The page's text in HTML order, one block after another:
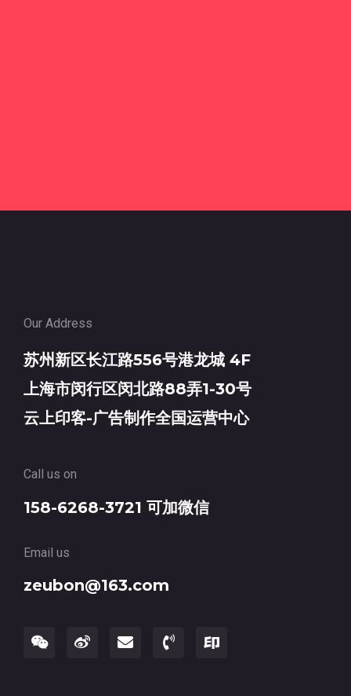
Our Address
苏州新区长江路556号港龙城 4F
上海市闵行区闵北路88弄1-30号
云上印客-广告制作全国运营中心
Call us on
158-6268-3721 可加微信
Email us
zeubon@163.com